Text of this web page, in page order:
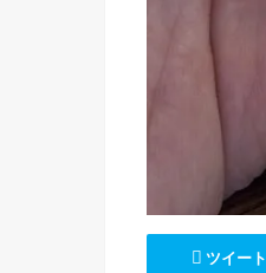
ツイート